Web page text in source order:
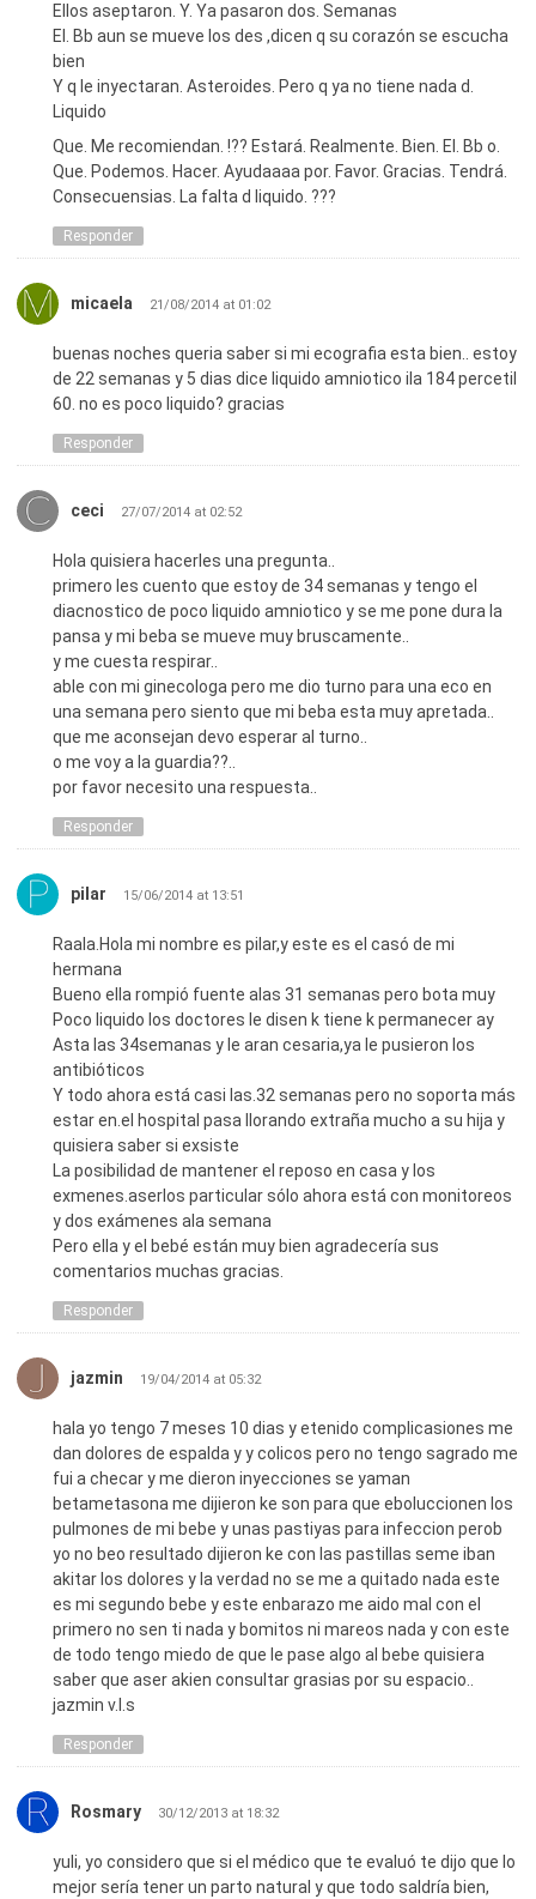
Ellos aseptaron. Y. Ya pasaron dos. Semanas
El. Bb aun se mueve los des ,dicen q su corazón se escucha
bien
Y q le inyectaran. Asteroides. Pero q ya no tiene nada d.
Liquido
Que. Me recomiendan. !?? Estará. Realmente. Bien. El. Bb o.
Que. Podemos. Hacer. Ayudaaaa por. Favor. Gracias. Tendrá.
Consecuensias. La falta d liquido. ???
Responder
micaela 21/08/2014 at 01:02
buenas noches queria saber si mi ecografia esta bien.. estoy
de 22 semanas y 5 dias dice liquido amniotico ila 184 percetil
60. no es poco liquido? gracias
Responder
ceci 27/07/2014 at 02:52
Hola quisiera hacerles una pregunta..
primero les cuento que estoy de 34 semanas y tengo el
diacnostico de poco liquido amniotico y se me pone dura la
pansa y mi beba se mueve muy bruscamente..
y me cuesta respirar..
able con mi ginecologa pero me dio turno para una eco en
una semana pero siento que mi beba esta muy apretada..
que me aconsejan devo esperar al turno..
o me voy a la guardia??..
por favor necesito una respuesta..
Responder
pilar 15/06/2014 at 13:51
Raala.Hola mi nombre es pilar,y este es el casó de mi
hermana
Bueno ella rompió fuente alas 31 semanas pero bota muy
Poco liquido los doctores le disen k tiene k permanecer ay
Asta las 34semanas y le aran cesaria,ya le pusieron los
antibióticos
Y todo ahora está casi las.32 semanas pero no soporta más
estar en.el hospital pasa llorando extraña mucho a su hija y
quisiera saber si exsiste
La posibilidad de mantener el reposo en casa y los
exmenes.aserlos particular sólo ahora está con monitoreos
y dos exámenes ala semana
Pero ella y el bebé están muy bien agradecería sus
comentarios muchas gracias.
Responder
jazmin 19/04/2014 at 05:32
hala yo tengo 7 meses 10 dias y etenido complicasiones me
dan dolores de espalda y y colicos pero no tengo sagrado me
fui a checar y me dieron inyecciones se yaman
betametasona me dijieron ke son para que eboluccionen los
pulmones de mi bebe y unas pastiyas para infeccion perob
yo no beo resultado dijieron ke con las pastillas seme iban
akitar los dolores y la verdad no se me a quitado nada este
es mi segundo bebe y este enbarazo me aido mal con el
primero no sen ti nada y bomitos ni mareos nada y con este
de todo tengo miedo de que le pase algo al bebe quisiera
saber que aser akien consultar grasias por su espacio..
jazmin v.l.s
Responder
Rosmary 30/12/2013 at 18:32
yuli, yo considero que si el médico que te evaluó te dijo que lo
mejor sería tener un parto natural y que todo saldría bien,